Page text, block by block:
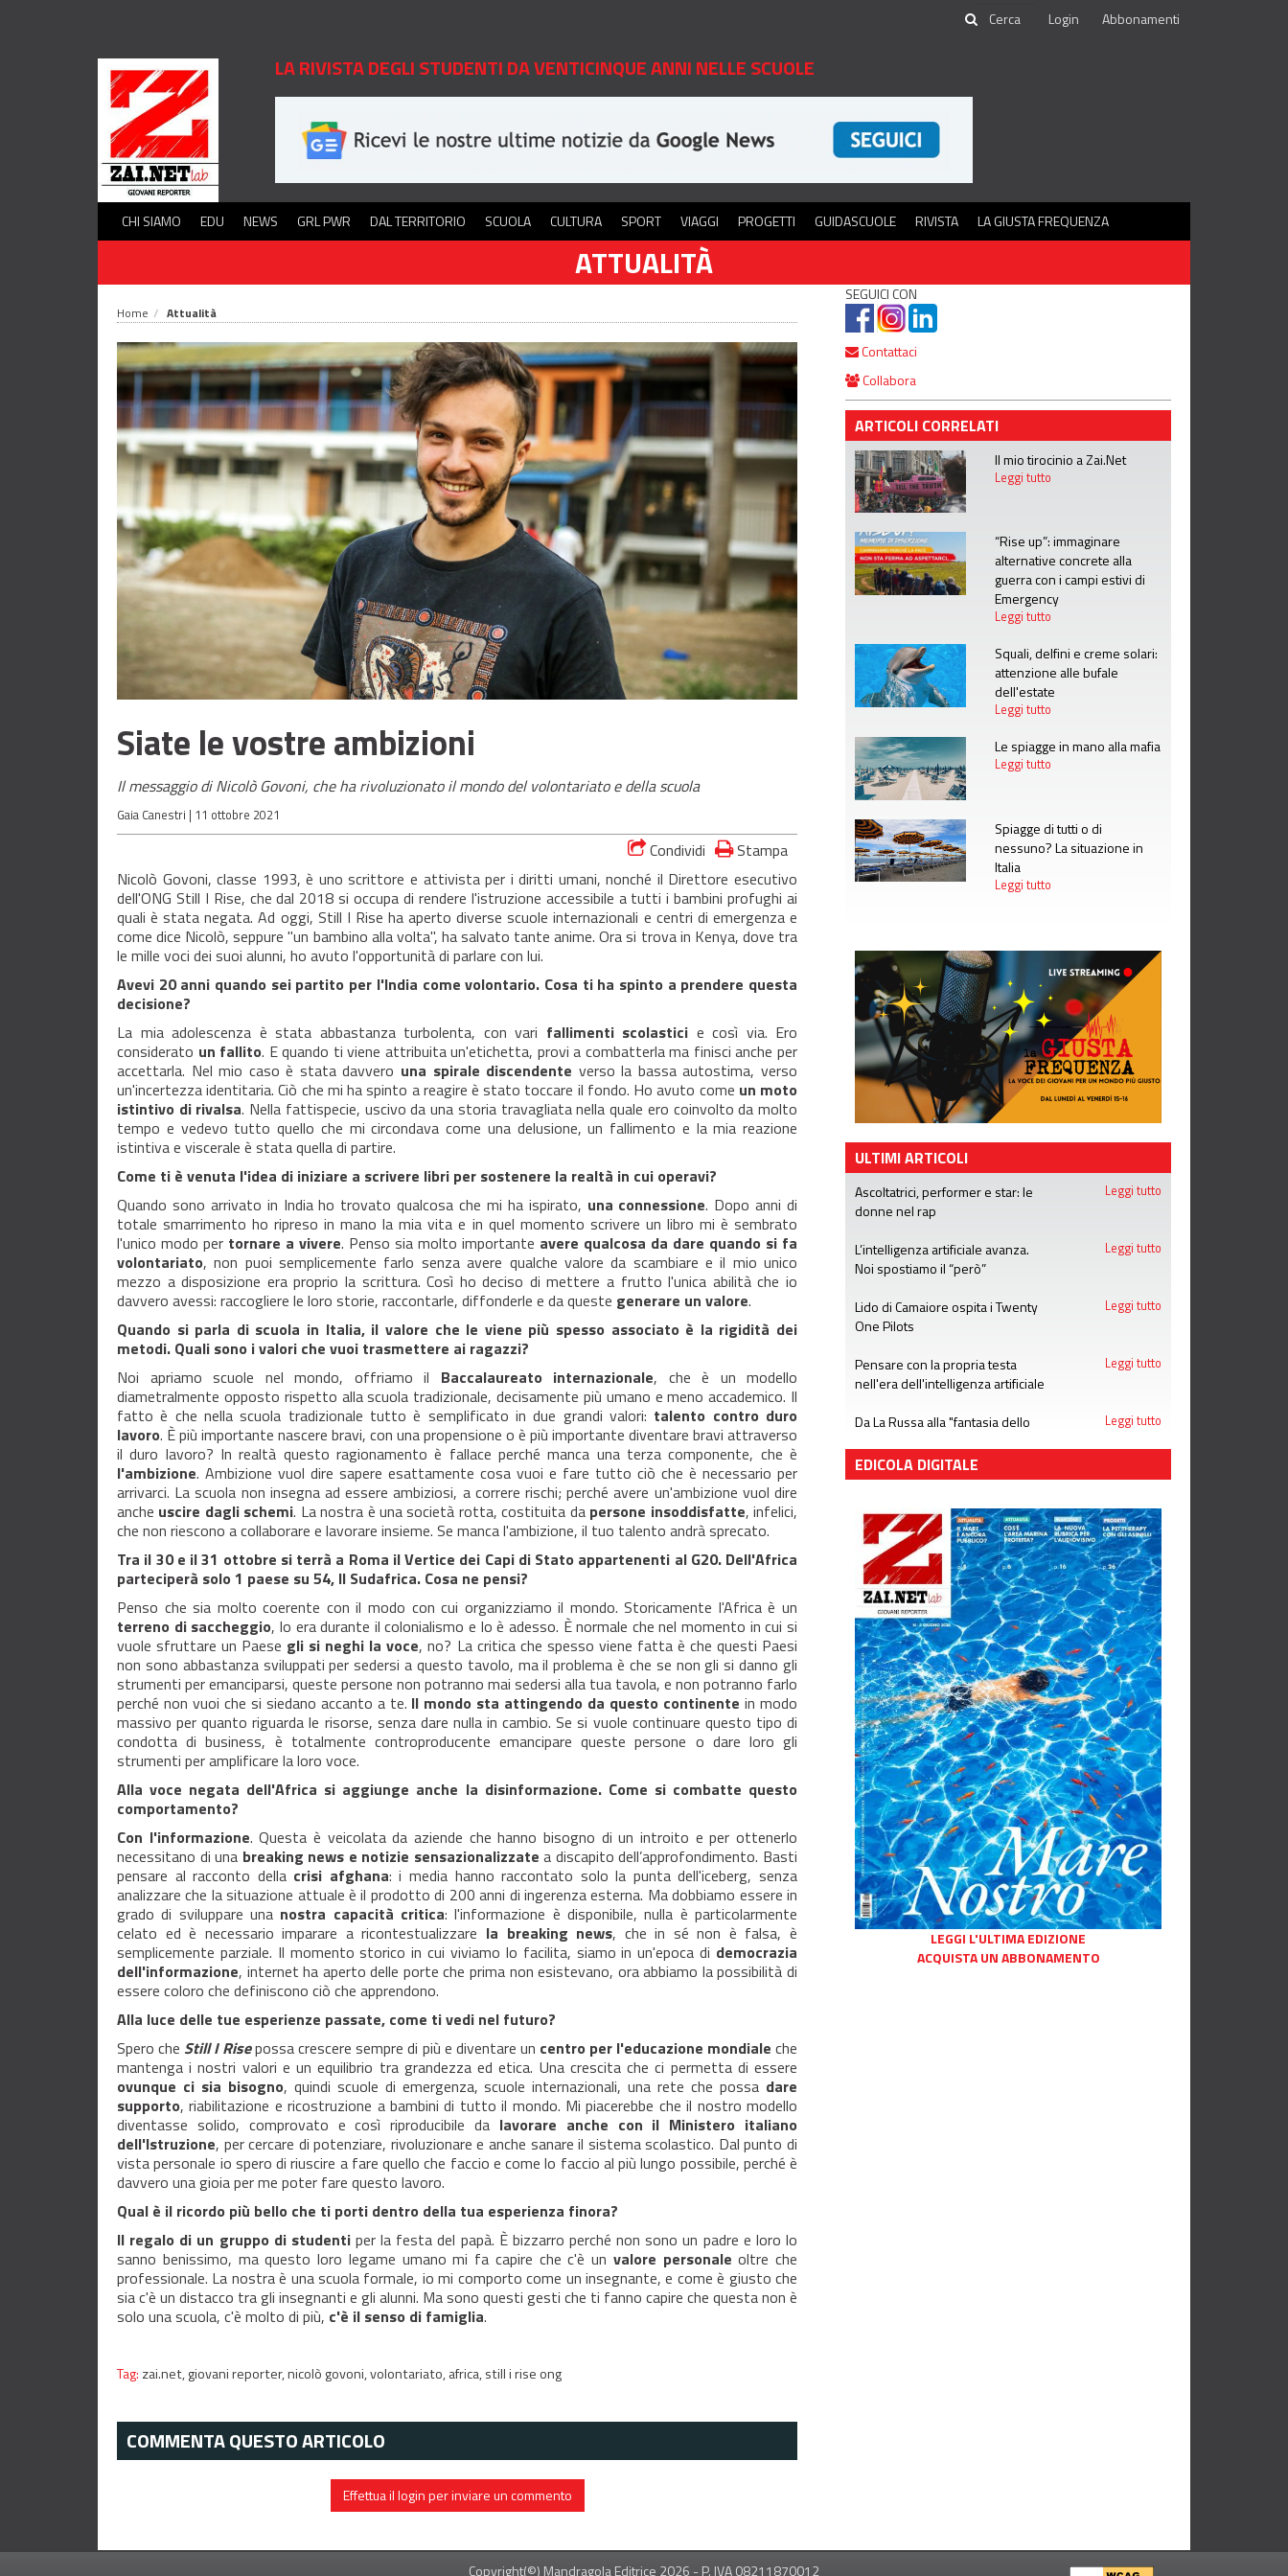
Login Abbonamenti
LA RIVISTA DEGLI STUDENTI DA VENTICINQUE ANNI NELLE SCUOLE
CHI SIAMO EDU NEWS GRL PWR DAL TERRITORIO SCUOLA CULTURA SPORT VIAGGI PROGETTI GUIDASCUOLE RIVISTA LA GIUSTA FREQUENZA
ATTUALITÀ
Home Attualità
Siate le vostre ambizioni
Il messaggio di Nicolò Govoni, che ha rivoluzionato il mondo del volontariato e della scuola
Gaia Canestri | 11 ottobre 2021
Condividi
Stampa
Nicolò Govoni, classe 1993, è uno scrittore e attivista per i diritti umani, nonché il Direttore esecutivo
dell'ONG Still I Rise, che dal 2018 si occupa di rendere l'istruzione accessibile a tutti i bambini profughi ai
quali è stata negata. Ad oggi, Still I Rise ha aperto diverse scuole internazionali e centri di emergenza e
come dice Nicolò, seppure "un bambino alla volta", ha salvato tante anime. Ora si trova in Kenya, dove tra
le mille voci dei suoi alunni, ho avuto l'opportunità di parlare con lui.
Avevi 20 anni quando sei partito per l'India come volontario. Cosa ti ha spinto a prendere questa
decisione?
La mia adolescenza è stata abbastanza turbolenta, con vari fallimenti scolastici e così via. Ero
considerato un fallito. E quando ti viene attribuita un'etichetta, provi a combatterla ma finisci anche per
accettarla. Nel mio caso è stata davvero una spirale discendente verso la bassa autostima, verso
un'incertezza identitaria. Ciò che mi ha spinto a reagire è stato toccare il fondo. Ho avuto come un moto
istintivo di rivalsa. Nella fattispecie, uscivo da una storia travagliata nella quale ero coinvolto da molto
tempo e vedevo tutto quello che mi circondava come una delusione, un fallimento e la mia reazione
istintiva e viscerale è stata quella di partire.
Come ti è venuta l'idea di iniziare a scrivere libri per sostenere la realtà in cui operavi?
Quando sono arrivato in India ho trovato qualcosa che mi ha ispirato, una connessione. Dopo anni di
totale smarrimento ho ripreso in mano la mia vita e in quel momento scrivere un libro mi è sembrato
l'unico modo per tornare a vivere. Penso sia molto importante avere qualcosa da dare quando si fa
volontariato, non puoi semplicemente farlo senza avere qualche valore da scambiare e il mio unico
mezzo a disposizione era proprio la scrittura. Così ho deciso di mettere a frutto l'unica abilità che io
davvero avessi: raccogliere le loro storie, raccontarle, diffonderle e da queste generare un valore.
Quando si parla di scuola in Italia, il valore che le viene più spesso associato è la rigidità dei
metodi. Quali sono i valori che vuoi trasmettere ai ragazzi?
Noi apriamo scuole nel mondo, offriamo il Baccalaureato internazionale, che è un modello
diametralmente opposto rispetto alla scuola tradizionale, decisamente più umano e meno accademico. Il
fatto è che nella scuola tradizionale tutto è semplificato in due grandi valori: talento contro duro
lavoro. È più importante nascere bravi, con una propensione o è più importante diventare bravi attraverso
il duro lavoro? In realtà questo ragionamento è fallace perché manca una terza componente, che è
l'ambizione. Ambizione vuol dire sapere esattamente cosa vuoi e fare tutto ciò che è necessario per
arrivarci. La scuola non insegna ad essere ambiziosi, a correre rischi; perché avere un'ambizione vuol dire
anche uscire dagli schemi. La nostra è una società rotta, costituita da persone insoddisfatte, infelici,
che non riescono a collaborare e lavorare insieme. Se manca l'ambizione, il tuo talento andrà sprecato.
Tra il 30 e il 31 ottobre si terrà a Roma il Vertice dei Capi di Stato appartenenti al G20. Dell'Africa
parteciperà solo 1 paese su 54, Il Sudafrica. Cosa ne pensi?
Penso che sia molto coerente con il modo con cui organizziamo il mondo. Storicamente l'Africa è un
terreno di saccheggio, lo era durante il colonialismo e lo è adesso. È normale che nel momento in cui si
vuole sfruttare un Paese gli si neghi la voce, no? La critica che spesso viene fatta è che questi Paesi
non sono abbastanza sviluppati per sedersi a questo tavolo, ma il problema è che se non gli si danno gli
strumenti per emanciparsi, queste persone non potranno mai sedersi alla tua tavola, e non potranno farlo
perché non vuoi che si siedano accanto a te. Il mondo sta attingendo da questo continente in modo
massivo per quanto riguarda le risorse, senza dare nulla in cambio. Se si vuole continuare questo tipo di
condotta di business, è totalmente controproducente emancipare queste persone o dare loro gli
strumenti per amplificare la loro voce.
Alla voce negata dell'Africa si aggiunge anche la disinformazione. Come si combatte questo
comportamento?
Con l'informazione. Questa è veicolata da aziende che hanno bisogno di un introito e per ottenerlo
necessitano di una breaking news e notizie sensazionalizzate a discapito dell’approfondimento. Basti
pensare al racconto della crisi afghana: i media hanno raccontato solo la punta dell'iceberg, senza
analizzare che la situazione attuale è il prodotto di 200 anni di ingerenza esterna. Ma dobbiamo essere in
grado di sviluppare una nostra capacità critica: l'informazione è disponibile, nulla è particolarmente
celato ed è necessario imparare a ricontestualizzare la breaking news, che in sé non è falsa, è
semplicemente parziale. Il momento storico in cui viviamo lo facilita, siamo in un'epoca di democrazia
dell'informazione, internet ha aperto delle porte che prima non esistevano, ora abbiamo la possibilità di
essere coloro che definiscono ciò che apprendono.
Alla luce delle tue esperienze passate, come ti vedi nel futuro?
Spero che Still I Risepossa crescere sempre di più e diventare un centro per l'educazione mondiale che
mantenga i nostri valori e un equilibrio tra grandezza ed etica. Una crescita che ci permetta di essere
ovunque ci sia bisogno, quindi scuole di emergenza, scuole internazionali, una rete che possa dare
supporto, riabilitazione e ricostruzione a bambini di tutto il mondo. Mi piacerebbe che il nostro modello
diventasse solido, comprovato e così riproducibile da lavorare anche con il Ministero italiano
dell'Istruzione, per cercare di potenziare, rivoluzionare e anche sanare il sistema scolastico. Dal punto di
vista personale io spero di riuscire a fare quello che faccio e come lo faccio al più lungo possibile, perché è
davvero una gioia per me poter fare questo lavoro.
Qual è il ricordo più bello che ti porti dentro della tua esperienza finora?
Il regalo di un gruppo di studenti per la festa del papà. È bizzarro perché non sono un padre e loro lo
sanno benissimo, ma questo loro legame umano mi fa capire che c'è un valore personale oltre che
professionale. La nostra è una scuola formale, io mi comporto come un insegnante, e come è giusto che
sia c'è un distacco tra gli insegnanti e gli alunni. Ma sono questi gesti che ti fanno capire che questa non è
solo una scuola, c'è molto di più, c'è il senso di famiglia.
Tag: zai.net,giovani reporter,nicolò govoni,volontariato,africa,still i rise ong
COMMENTA QUESTO ARTICOLO
Effettua il login per inviare un commento
SEGUICI CON
Contattaci
Collabora
ARTICOLI CORRELATI
Il mio tirocinio a Zai.Net
Leggi tutto
“Rise up”: immaginare
alternative concrete alla
guerra con i campi estivi di
Emergency
Leggi tutto
Squali, delfini e creme solari:
attenzione alle bufale
dell'estate
Leggi tutto
Le spiagge in mano alla mafia
Leggi tutto
Spiagge di tutti o di
nessuno? La situazione in
Italia
Leggi tutto
ULTIMI ARTICOLI
Ascoltatrici, performer e star: le
donne nel rap
Leggi tutto
L’intelligenza artificiale avanza.
Noi spostiamo il “però”
Leggi tutto
Lido di Camaiore ospita i Twenty
One Pilots
Leggi tutto
Pensare con la propria testa
nell'era dell'intelligenza artificiale
Leggi tutto
Da La Russa alla "fantasia dello
meritano
Leggi tutto
EDICOLA DIGITALE
LEGGI L'ULTIMA EDIZIONE
ACQUISTA UN ABBONAMENTO
Copyright(©) Mandragola Editrice 2026 - P. IVA 08211870012